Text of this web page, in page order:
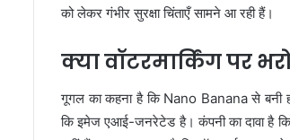
को लेकर गंभीर सुरक्षा चिंताएँ सामने आ रही हैं।
क्या वॉटरमार्किंग पर
गूगल का कहना है कि Nano Banana से बनी
कि इमेज एआई-जनरेटेड है। कंपनी का दावा है कि